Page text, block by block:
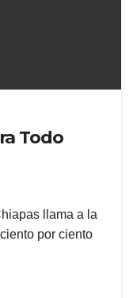
Todo
llama a la
por ciento